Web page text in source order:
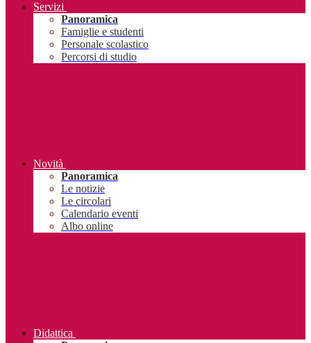
Servizi
Panoramica
Famiglie e studenti
Personale scolastico
Percorsi di studio
Novità
Panoramica
Le notizie
Le circolari
Calendario eventi
Albo online
Didattica